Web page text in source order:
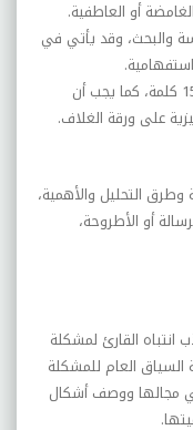
أو العاطفية.
والبحث، وقد يأتي في
يقدر البعض عنوان الرسالة بألا تتجاوز 15 كلمة، كما يجب أن
على ورقة الغلاف.
التحليل والأهمية،
أو الأطروحة،
القارئ لمشكلة
السياق العام للمشكلة
مجالها ووصف أشكال